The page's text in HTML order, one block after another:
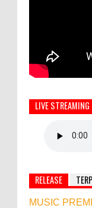
LIVE STREAMING
RELEASE
MUSIC